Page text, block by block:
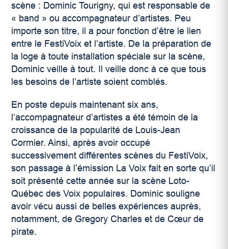
scène : Dominic Tourigny, qui est responsable de
« band » ou accompagnateur d’artistes. Peu
importe son titre, il a pour fonction d’être le lien
entre le FestiVoix et l’artiste. De la préparation de
la loge à toute installation spéciale sur la scène,
Dominic veille à tout. Il veille donc à ce que tous
les besoins de l’artiste soient comblés.
En poste depuis maintenant six ans,
l’accompagnateur d’artistes a été témoin de la
croissance de la popularité de Louis-Jean
Cormier. Ainsi, après avoir occupé
successivement différentes scènes du FestiVoix,
son passage à l’émission La Voix fait en sorte qu’il
soit présenté cette année sur la scène Loto-
Québec des Voix populaires. Dominic souligne
avoir vécu aussi de belles expériences auprès,
notamment, de Gregory Charles et de Cœur de
pirate.